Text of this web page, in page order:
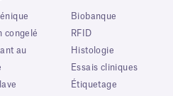
congelé
au
Biobanque
RFID
Histologie
Essais cliniques
Étiquetage